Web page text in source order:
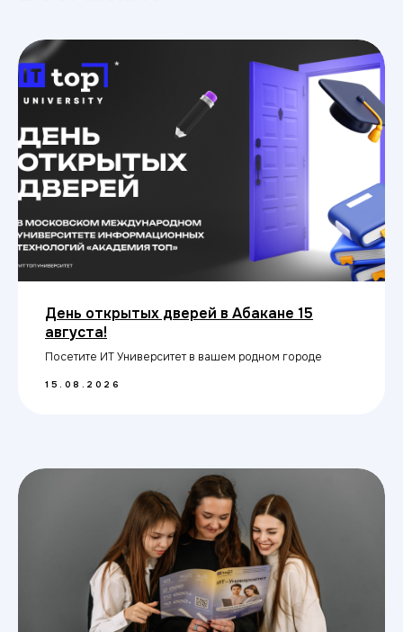
День открытых дверей в Абакане 15
августа!
Посетите ИТ Университет в вашем родном городе
15.08.2026